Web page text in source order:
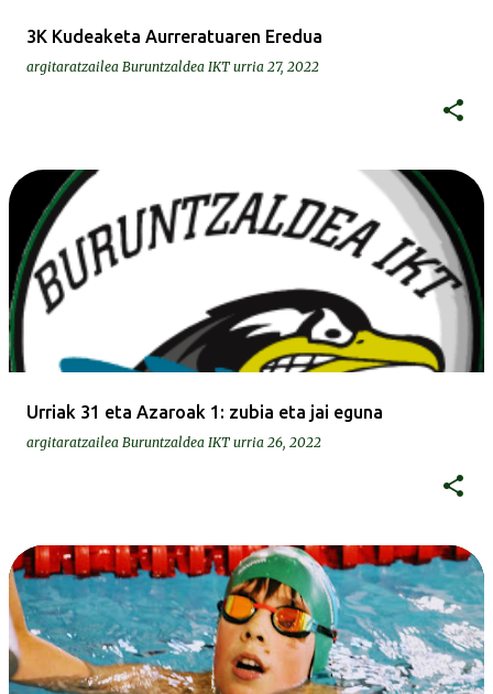
3K Kudeaketa Aurreratuaren Eredua
argitaratzailea Buruntzaldea IKT urria 27, 2022
Urriak 31 eta Azaroak 1: zubia eta jai eguna
argitaratzailea Buruntzaldea IKT urria 26, 2022